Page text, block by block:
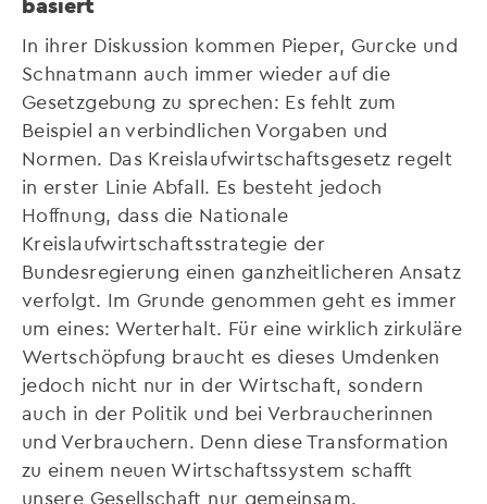
In ihrer Diskussion kommen Pieper, Gurcke und
Schnatmann auch immer wieder auf die
Gesetzgebung zu sprechen: Es fehlt zum
Beispiel an verbindlichen Vorgaben und
Normen. Das Kreislaufwirtschaftsgesetz regelt
in erster Linie Abfall. Es besteht jedoch
Hoffnung, dass die Nationale
Kreislaufwirtschaftsstrategie der
Bundesregierung einen ganzheitlicheren Ansatz
verfolgt. Im Grunde genommen geht es immer
um eines: Werterhalt. Für eine wirklich zirkuläre
Wertschöpfung braucht es dieses Umdenken
jedoch nicht nur in der Wirtschaft, sondern
auch in der Politik und bei Verbraucherinnen
und Verbrauchern. Denn diese Transformation
zu einem neuen Wirtschaftssystem schafft
unsere Gesellschaft nur gemeinsam.